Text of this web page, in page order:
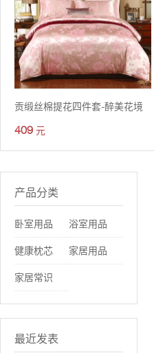
贡缎丝棉提花四件套-醉美花境
409 元
产品分类
卧室用品 浴室用品
健康枕芯 家居用品
家居常识
最近发表